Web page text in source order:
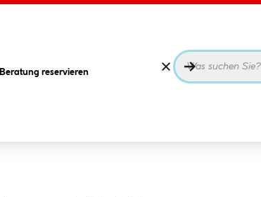
Beratung reservieren